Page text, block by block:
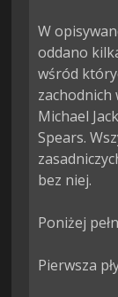
W
oddano
wśród
zachodnich
Michael
Spears.
bez niej.
Poniżej
Pierwsza